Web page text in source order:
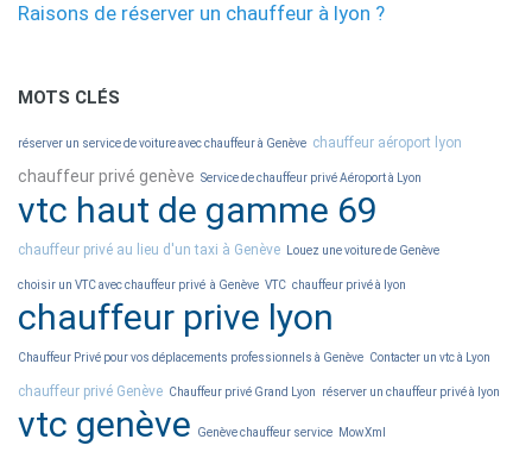
Raisons de réserver un chauffeur à lyon ?
MOTS CLÉS
réserver un service de voiture avec chauffeur à Genève chauffeur aéroport lyon
chauffeur privé genève Service de chauffeur privé Aéroport à Lyon
vtc haut de gamme 69
chauffeur privé au lieu d'un taxi à Genève Louez une voiture de Genève
choisir un VTC avec chauffeur privé à Genève VTC chauffeur privé à lyon
chauffeur prive lyon
Chauffeur Privé pour vos déplacements professionnels à Genève Contacter un vtc à Lyon
chauffeur privé Genève Chauffeur privé Grand Lyon réserver un chauffeur privé à lyon
vtc genève Genève chauffeur service MowXml